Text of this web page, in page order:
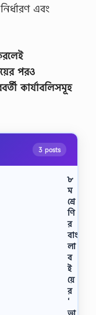
এবং
পরও
কার্যাবলিসমূহ
3 posts
৮
ম
শ্রে
ণি
র
বাং
লা
ব
ই
য়ে
র
‘